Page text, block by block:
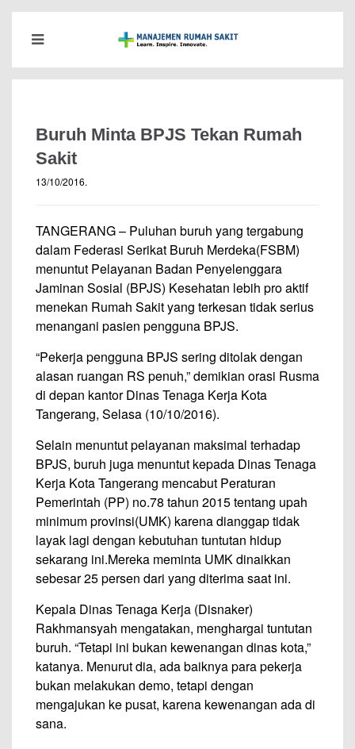
Buruh Minta BPJS Tekan Rumah
Sakit
13/10/2016.
TANGERANG – Puluhan buruh yang tergabung
dalam Federasi Serikat Buruh Merdeka(FSBM)
menuntut Pelayanan Badan Penyelenggara
Jaminan Sosial (BPJS) Kesehatan lebih pro aktif
menekan Rumah Sakit yang terkesan tidak serius
menangani pasien pengguna BPJS.
“Pekerja pengguna BPJS sering ditolak dengan
alasan ruangan RS penuh,” demikian orasi Rusma
di depan kantor Dinas Tenaga Kerja Kota
Tangerang, Selasa (10/10/2016).
Selain menuntut pelayanan maksimal terhadap
BPJS, buruh juga menuntut kepada Dinas Tenaga
Kerja Kota Tangerang mencabut Peraturan
Pemerintah (PP) no.78 tahun 2015 tentang upah
minimum provinsi(UMK) karena dianggap tidak
layak lagi dengan kebutuhan tuntutan hidup
sekarang ini.Mereka meminta UMK dinaikkan
sebesar 25 persen dari yang diterima saat ini.
Kepala Dinas Tenaga Kerja (Disnaker)
Rakhmansyah mengatakan, menghargai tuntutan
buruh. “Tetapi ini bukan kewenangan dinas kota,”
katanya. Menurut dia, ada baiknya para pekerja
bukan melakukan demo, tetapi dengan
mengajukan ke pusat, karena kewenangan ada di
sana.